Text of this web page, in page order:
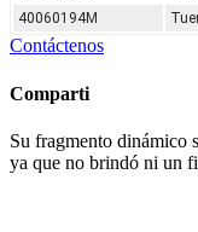
40060194M
Contáctenos
Comparti
Su fragmento dinámico
ya que no brindó ni un